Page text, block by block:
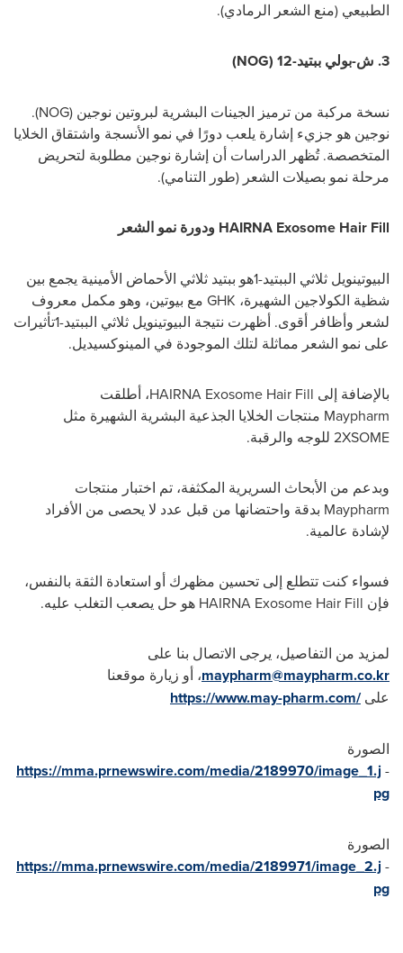
الطبيعي (منع الشعر الرمادي).
3. ش-بولي ببتيد-12 ( (NOG
نسخة مركبة من ترميز الجينات البشرية لبروتين نوجين (NOG
).
نوجين هو جزيء إشارة يلعب دورًا في نمو الأنسجة واشتقاق الخلايا
المتخصصة. تُظهر الدراسات أن إشارة نوجين مطلوبة لتحريض
مرحلة نمو بصيلات الشعر (طور التنامي).
HAIRNA Exosome Hair Fill ودورة نمو الشعر
البيوتينويل ثلاثي الببتيد-1هو ببتيد ثلاثي الأحماض الأمينية يجمع بين
شظية الكولاجين الشهيرة، GHK مع بيوتين، وهو مكمل معروف
لشعر وأظافر أقوى.
أظهرت نتيجة البيوتينويل ثلاثي الببتيد-1تأثيرات
على نمو الشعر مماثلة لتلك الموجودة في المينوكسيديل.
بالإضافة إلى HAIRNA Exosome Hair Fill، أطلقت
Maypharm منتجات الخلايا الجذعية البشرية الشهيرة مثل
2XSOME للوجه والرقبة.
وبدعم من الأبحاث السريرية المكثفة، تم اختبار منتجات
Maypharm بدقة واحتضانها من قبل عدد لا يحصى من الأفراد
لإشادة عالمية.
فسواء كنت تتطلع إلى تحسين مظهرك أو استعادة الثقة بالنفس،
فإن HAIRNA Exosome Hair Fill هو حل يصعب التغلب عليه.
لمزيد من التفاصيل، يرجى الاتصال بنا على
maypharm@maypharm.co.kr، أو زيارة موقعنا
علىhttps://www.may-pharm.com/
الصورة
-
https://mma.prnewswire.com/media/2189970/image_1.j
pg
الصورة
-
https://mma.prnewswire.com/media/2189971/image_2.j
pg